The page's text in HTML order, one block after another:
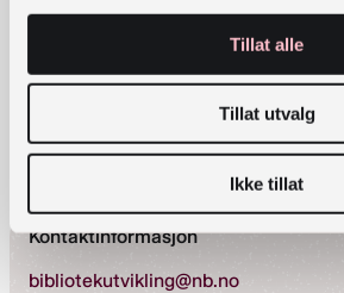
Tillat alle
Tillat utvalg
Ikke tillat
15.00. For dere som skal delta
registreringen 08.30. Detaljert
senere.
Arrangementet
Kontaktinformasjon
bibliotekutvikling@nb.no